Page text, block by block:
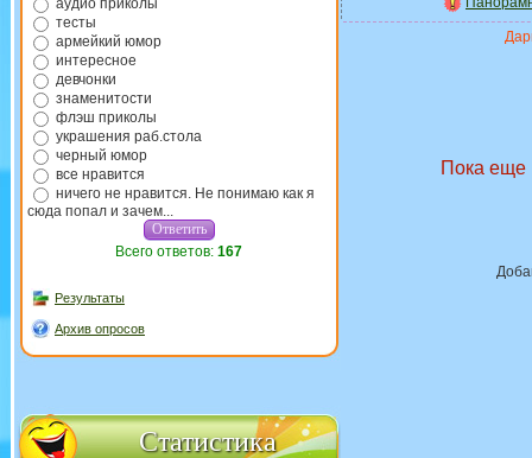
аудио приколы
тесты
армейкий юмор
интересное
девчонки
знаменитости
флэш приколы
украшения раб.стола
черный юмор
все нравится
ничего не нравится. Не понимаю как я
сюда попал и зачем...
Всего ответов: 167
Результаты
Архив опросов
Статистика
Пока еще